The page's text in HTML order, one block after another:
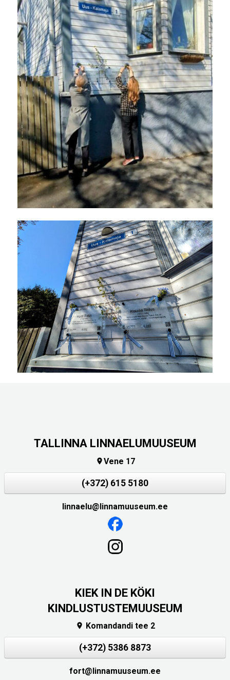
TALLINNA LINNAELUMUUSEUM
Vene 17
(+372) 615 5180
linnaelu@linnamuuseum.ee
KIEK IN DE KÖKI
KINDLUSTUSTEMUUSEUM
 Komandandi tee 2
(+372) 5386 8873
fort@linnamuuseum.ee